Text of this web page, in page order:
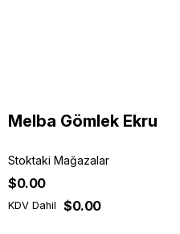
Melba Gömlek Ekru
Stoktaki Mağazalar
$0.00
KDV Dahil $0.00